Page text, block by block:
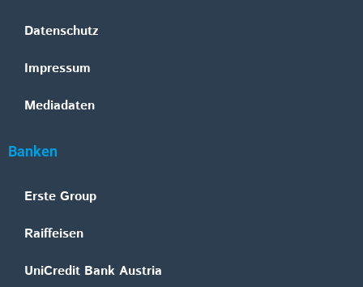
Datenschutz
Impressum
Mediadaten
Banken
Erste Group
Raiffeisen
UniCredit Bank Austria